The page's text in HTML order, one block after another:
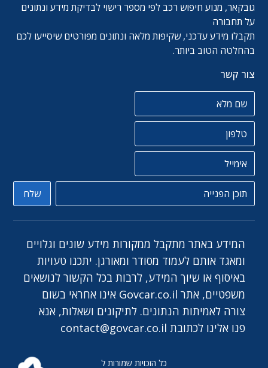
גובקאר, מנוע חיפוש רכב לפי מספר רישוי לבדיקת מידע ונתונים
על תחבורה
תקבלו מידע עדכני, שקיפות מלאה ונתונים מפורטים שיסייעו לכם
בהחלטה הטוב ביותר.
צור קשר
טלפון
שלח
המידע באתר מתקבל ממקורות מידע שונים וגלויים
ומאגד אותם לעמוד מסודר ומאורגן. יתכנו טעויות
באיסוף או שיוך המידע, לרבות בכל הקשור לנושאים
משפטיים, אתר Govcar.co.il אינו אחראי בשום
צורה לאמיתות הנתונים. לתיקונים ושאלות, אנא
פנו אלינו לכתובת contact@govcar.co.il
כל הזכויות שמורות ל